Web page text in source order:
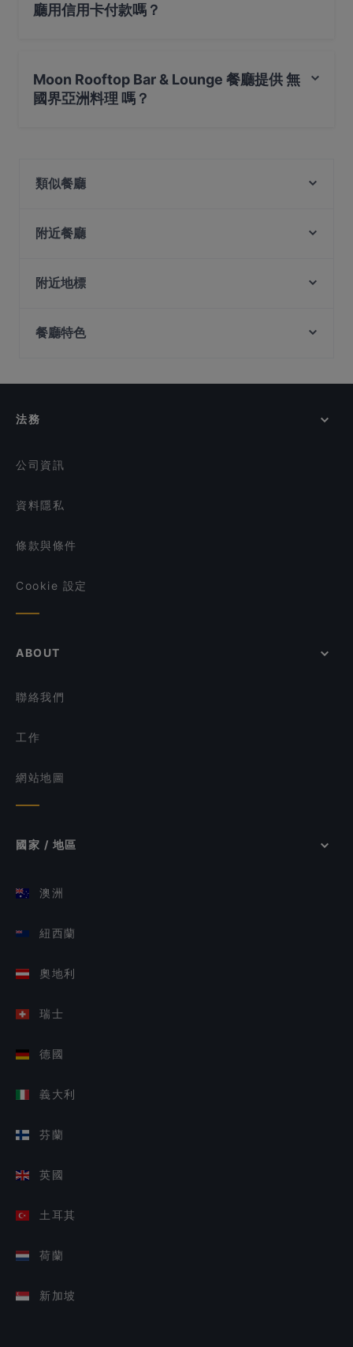
廳用信用卡付款嗎？
Moon Rooftop Bar & Lounge 餐廳提供 無
國界亞洲料理 嗎？
類似餐廳
The Buffet
123 ZÔ - Ẩm Thực Việt
Maguro Brothers
附近餐廳
Kuro Maguro restaurant
Pura Brasa
66 Thonglor - Thai Restaurant & Bar
附近地標
Clarke Quay Jetty Ticket Counter, 新加坡
餐廳特色
在 新加坡 的 浪漫的餐廳
法務
公司資訊
資料隱私
條款與條件
Cookie 設定
ABOUT
聯絡我們
工作
網站地圖
國家 / 地區
澳洲
紐西蘭
奧地利
瑞士
德國
義大利
芬蘭
英國
土耳其
荷蘭
新加坡